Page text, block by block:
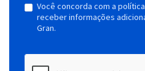
Você concorda com a
receber informações
Gran.